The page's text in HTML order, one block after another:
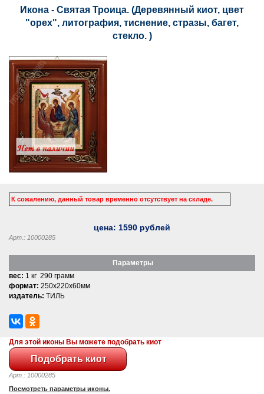
Икона - Святая Троица. (Деревянный киот, цвет
"орех", литография, тиснение, стразы, багет,
стекло. )
К сожалению, данный товар временно отсутствует на складе.
цена: 1590 рублей
Арт.: 10000285
Параметры
вес: 1 кг 290 грамм
формат: 250x220x60мм
издатель: ТИЛЬ
Для этой иконы Вы можете подобрать киот
Арт.: 10000285
Посмотреть параметры иконы.